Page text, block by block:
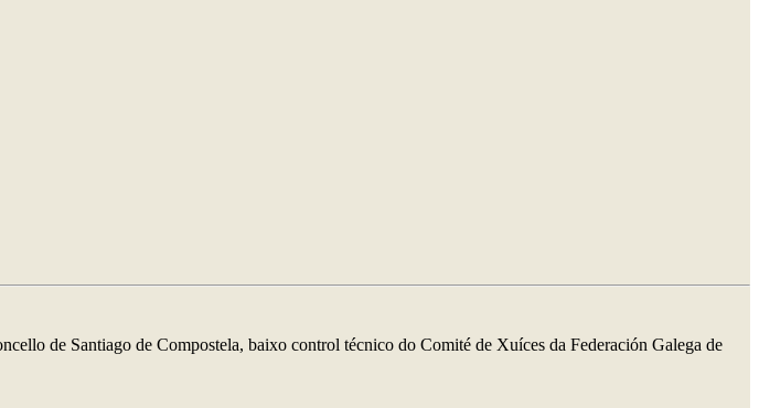
de Santiago de Compostela, baixo control técnico do Comité de Xuíces da Federación Galega de